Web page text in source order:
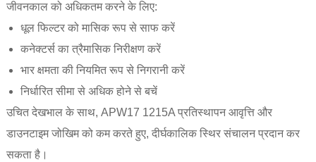
जीवनकाल को अधिकतम करने के लिए:
धूल फिल्टर को मासिक रूप से साफ करें
कनेक्टर्स का त्रैमासिक निरीक्षण करें
भार क्षमता की नियमित रूप से निगरानी करें
निर्धारित सीमा से अधिक होने से बचें
उचित देखभाल के साथ, APW17 1215A प्रतिस्थापन आवृत्ति और
डाउनटाइम जोखिम को कम करते हुए, दीर्घकालिक स्थिर संचालन प्रदान कर
सकता है।